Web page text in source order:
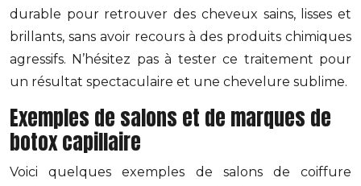
durable pour retrouver des cheveux sains, lisses et
brillants, sans avoir recours à des produits chimiques
agressifs. N’hésitez pas à tester ce traitement pour
un résultat spectaculaire et une chevelure sublime.
Exemples de salons et de marques de
botox capillaire
Voici quelques exemples de salons de coiffure